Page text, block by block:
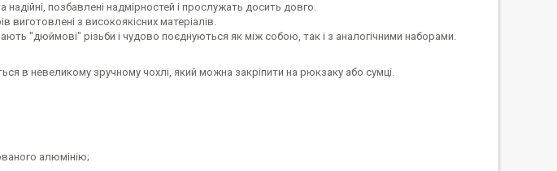
надійні, позбавлені надмірностей і прослужать досить довго.
виготовлені з високоякісних матеріалів.
"дюймові" різьби і чудово поєднуються як між собою, так і з аналогічними наборами.
в невеликому зручному чохлі, який можна закріпити на рюкзаку або сумці.
алюмінію;